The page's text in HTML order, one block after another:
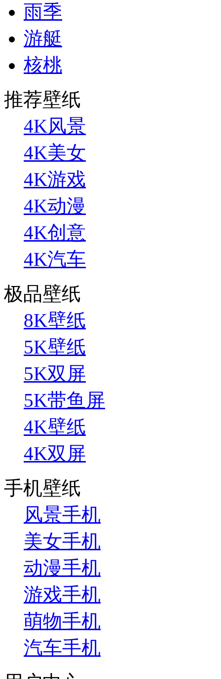
雨季
游艇
核桃
推荐壁纸
4K风景
4K美女
4K游戏
4K动漫
4K创意
4K汽车
极品壁纸
8K壁纸
5K壁纸
5K双屏
5K带鱼屏
4K壁纸
4K双屏
手机壁纸
风景手机
美女手机
动漫手机
游戏手机
萌物手机
汽车手机